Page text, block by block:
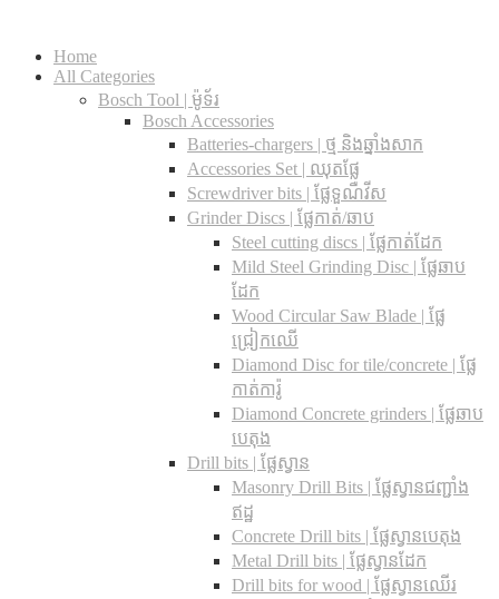
Home
All Categories
Bosch Tool | ម៉ូទ័រ
Bosch Accessories
Batteries-chargers | ថ្ម និងឆ្នាំងសាក
Accessories Set | ឈុតផ្លែ
Screwdriver bits | ផ្លែទួណឺវីស
Grinder Discs |​ ផ្លែកាត់/ឆាប
Steel cutting discs |​ ផ្លែកាត់ដែក
Mild Steel Grinding Disc | ផ្លែឆាប
ដែក
Wood Circular Saw Blade | ផ្លែ
ជ្រៀកឈើ
Diamond Disc for tile/concrete​ | ផ្លែ
កាត់ការ៉ូ
Diamond Concrete grinders | ផ្លែឆាប
បេតុង
Drill bits |​ ផ្លែស្វាន
Masonry Drill Bits |​ ផ្លែស្វានជញ្ជាំង
ឥដ្ឋ
Concrete Drill bits |​ ផ្លែស្វានបេតុង
Metal Drill bits |​ ផ្លែស្វានដែក
Drill bits for wood |​ ផ្លែស្វានឈើរ